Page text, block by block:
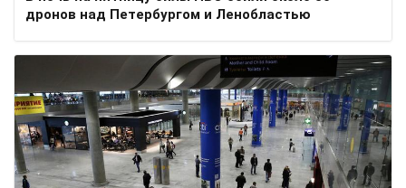
дронов над Петербургом и Ленобластью